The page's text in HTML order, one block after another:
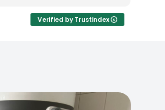
doporučit.
Verified by Trustindex